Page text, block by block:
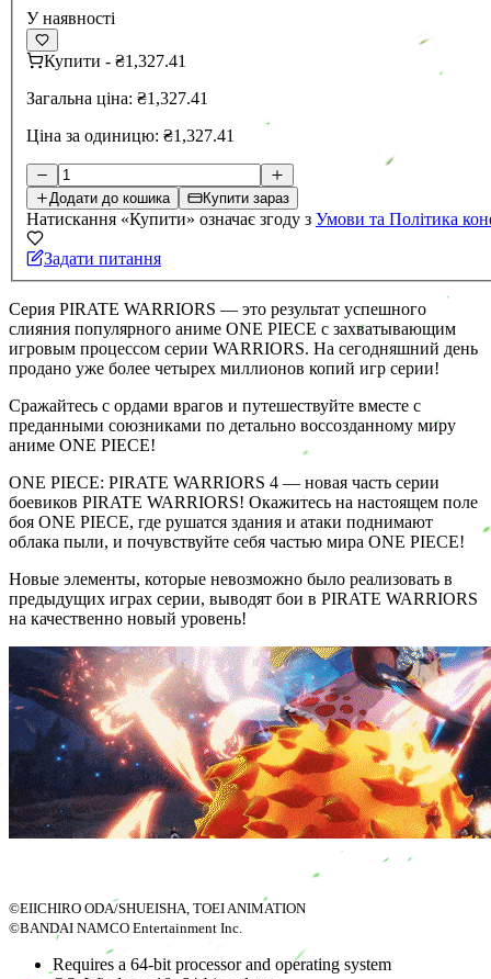
У наявності
Купити - ₴1,327.41
Загальна ціна: ₴1,327.41
Ціна за одиницю: ₴1,327.41
Додати до кошика Купити зараз
Натискання «Купити» означає згоду з Умови та Політика
Задати питання
Серия PIRATE WARRIORS — это результат успешного
слияния популярного аниме ONE PIECE с захватывающим
игровым процессом серии WARRIORS. На сегодняшний день
продано уже более четырех миллионов копий игр серии!
Сражайтесь с ордами врагов и путешествуйте вместе с
преданными союзниками по детально воссозданному миру
аниме ONE PIECE!
ONE PIECE: PIRATE WARRIORS 4 — новая часть серии
боевиков PIRATE WARRIORS! Окажитесь на настоящем поле
боя ONE PIECE, где рушатся здания и атаки поднимают
облака пыли, и почувствуйте себя частью мира ONE PIECE!
Новые элементы, которые невозможно было реализовать в
предыдущих играх серии, выводят бои в PIRATE WARRIORS
на качественно новый уровень!
©EIICHIRO ODA/SHUEISHA, TOEI ANIMATION
©BANDAI NAMCO Entertainment Inc.
Requires a 64-bit processor and operating system